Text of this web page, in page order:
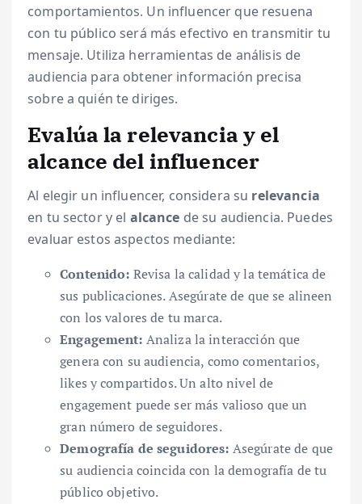
comportamientos. Un influencer que resuena
con tu público será más efectivo en transmitir tu
mensaje. Utiliza herramientas de análisis de
audiencia para obtener información precisa
sobre a quién te diriges.
Evalúa la relevancia y el
alcance del influencer
Al elegir un influencer, considera su relevancia
en tu sector y el alcance de su audiencia. Puedes
evaluar estos aspectos mediante:
Contenido: Revisa la calidad y la temática de
sus publicaciones. Asegúrate de que se alineen
con los valores de tu marca.
Engagement: Analiza la interacción que
genera con su audiencia, como comentarios,
likes y compartidos. Un alto nivel de
engagement puede ser más valioso que un
gran número de seguidores.
Demografía de seguidores: Asegúrate de que
su audiencia coincida con la demografía de tu
público objetivo.